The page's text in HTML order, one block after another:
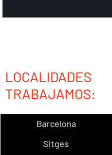
TRABAJAMOS:
Barcelona
Sitges